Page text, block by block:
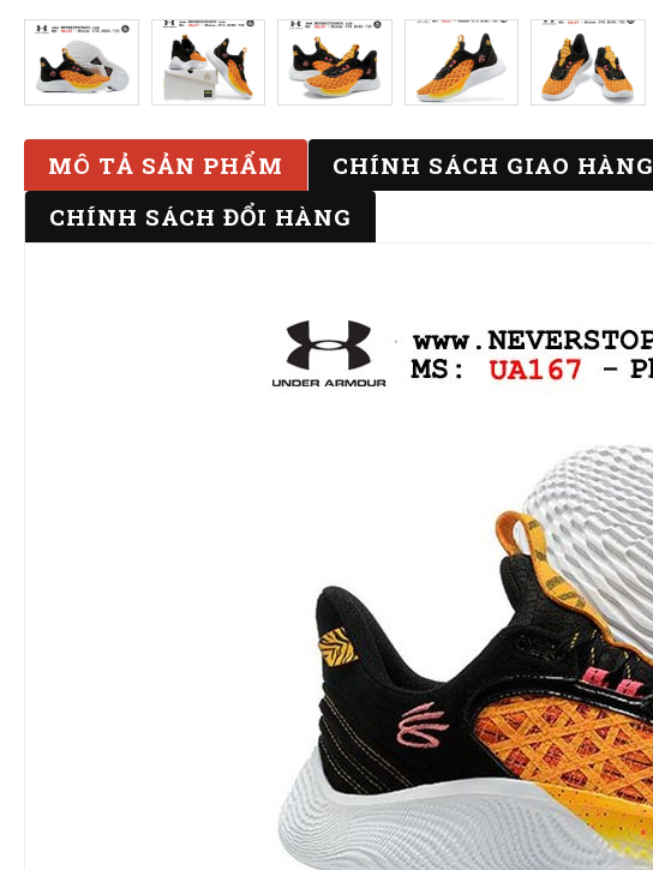
MÔ TẢ SẢN PHẨM CHÍNH SÁCH GIAO HÀNG
CHÍNH SÁCH ĐỔI HÀNG